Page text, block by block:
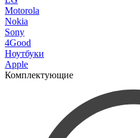
Motorola
Nokia
Sony
4Good
Ноутбуки
Apple
Комплектующие